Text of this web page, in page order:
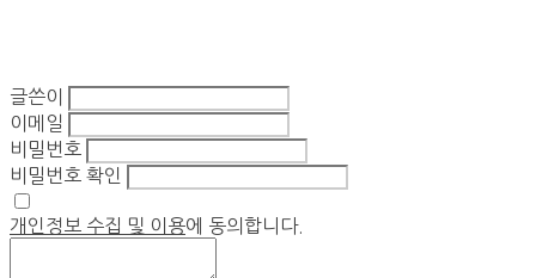
글쓴이
이메일
비밀번호
비밀번호 확인
개인정보 수집 및 이용에 동의합니다.